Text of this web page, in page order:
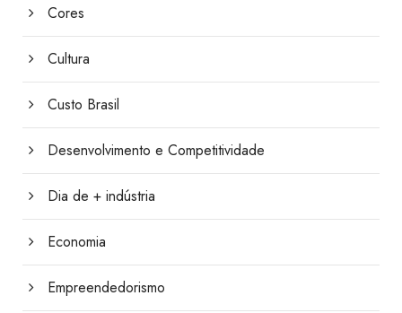
Cores
Cultura
Custo Brasil
Desenvolvimento e Competitividade
Dia de + indústria
Economia
Empreendedorismo